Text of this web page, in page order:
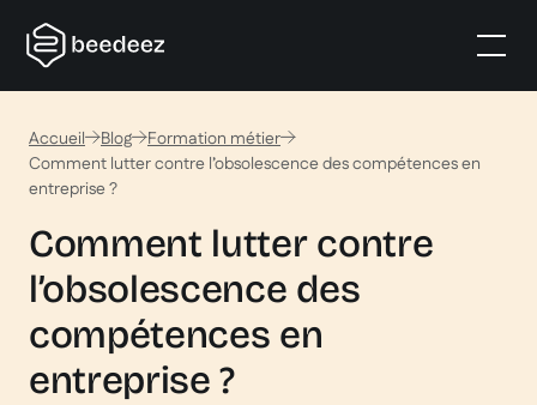
Accueil Blog
Formation métier
Comment lutter contre l’obsolescence des compétences en
entreprise ?
Comment lutter contre
l’obsolescence des
compétences en
entreprise ?